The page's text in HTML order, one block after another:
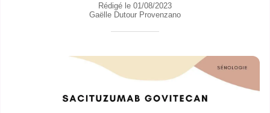
Rédigé le 01/08/2023
Gaëlle Dutour Provenzano